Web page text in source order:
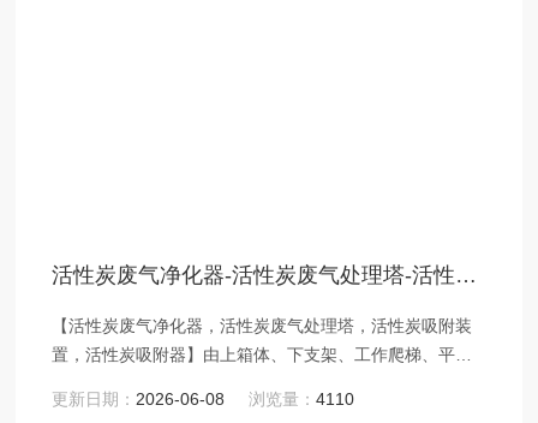
活性炭废气净化器-活性炭废气处理塔-活性炭吸附装置
【活性炭废气净化器，活性炭废气处理塔，活性炭吸附装
置，活性炭吸附器】由上箱体、下支架、工作爬梯、平台
更新日期： 2026-06-08 浏览量：4110